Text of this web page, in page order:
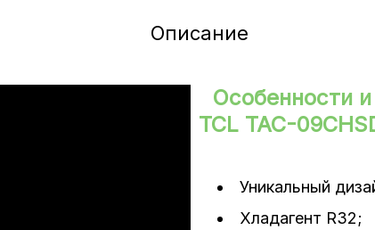
Описание
Особенности
TCL TAC-
Уникальный
Хладагент R32;